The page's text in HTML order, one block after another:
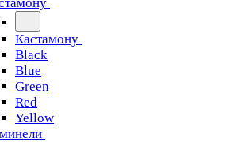
Кастамону
Black
Blue
Green
Red
Yellow